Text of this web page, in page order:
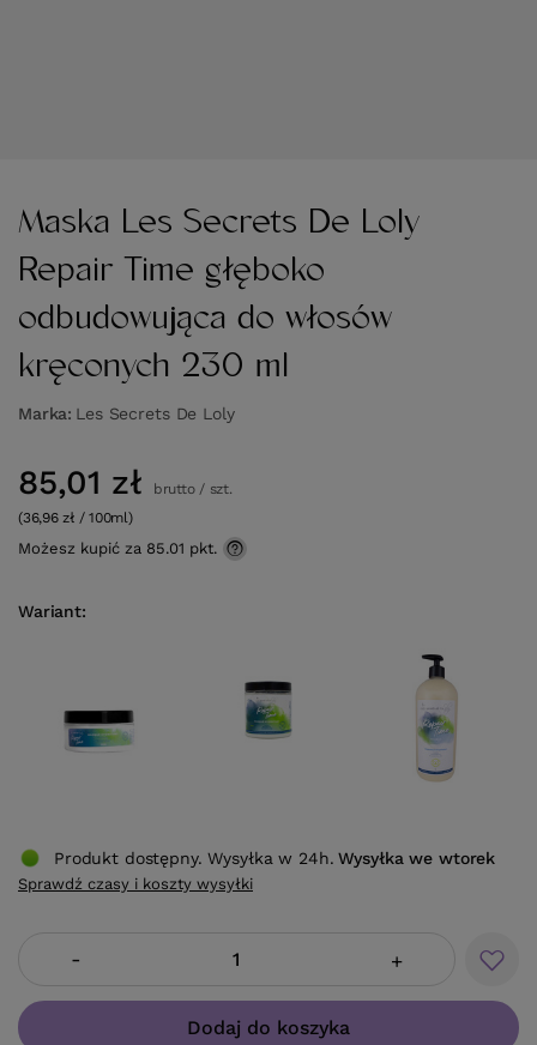
Maska Les Secrets De Loly
Repair Time głęboko
odbudowująca do włosów
kręconych 230 ml
Marka Les Secrets De Loly
Wariant
85,01 zł brutto/ szt.
(36,96 zł / 100ml)
Możesz kupić za 85.01 pkt.
- +
Dodaj do koszyka
Produkt dostępny. Wysyłka w 24h. Wysyłkawe wtorek
Sprawdź czasy i koszty wysyłki